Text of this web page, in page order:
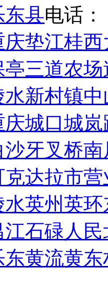
东县电话：
庆垫江桂
亭三道农
水新村镇
庆城口城
沙牙叉桥
克达拉市营
水英州英
江石碌人
东黄流黄